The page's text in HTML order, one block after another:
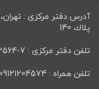
آدرس دفتر مرکزی :
پلاك 140
تلفن دفتر مرکزی : 7-33972564
تلفن همراه : 09121204574 – 09123441109